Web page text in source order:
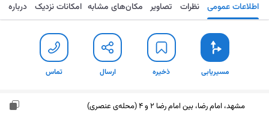
مسیریابی ذخیره ارسال تماس اطلاعات عمومی نظرات تصاویر مکان‌های مشابه امکانات نزدیک درباره
مسیریابی ذخیره ارسال تماس
مشهد، امام رضا، بین امام رضا 2 و 4 (محله‌ی عنصری)